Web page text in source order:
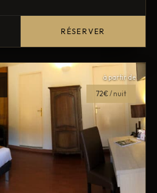
RÉSERVER
à partir de
72€/ nuit